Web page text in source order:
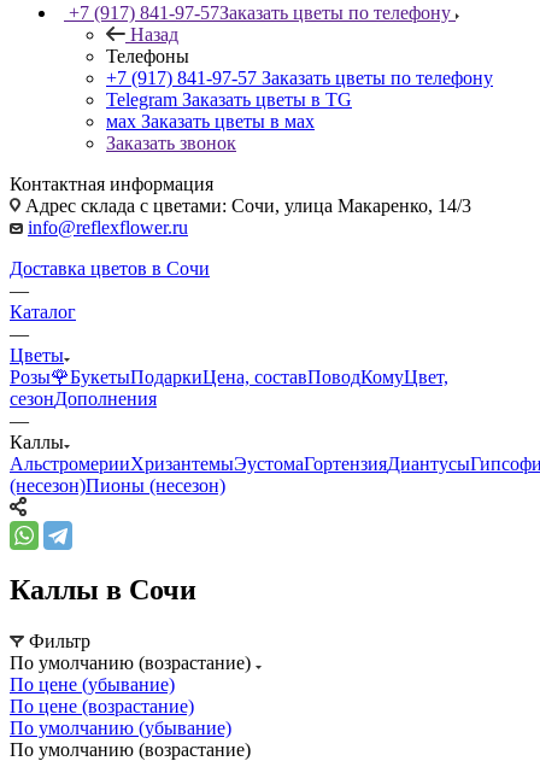
+7 (917) 841-97-57Заказать цветы по телефону
Назад
Телефоны
+7 (917) 841-97-57 Заказать цветы по телефону
Telegram Заказать цветы в TG
мах Заказать цветы в мах
Заказать звонок
Контактная информация
Адрес склада с цветами: Сочи, улица Макаренко, 14/3
info@reflexflower.ru
Доставка цветов в Сочи
—
Каталог
—
Цветы
Розы🌹БукетыПодаркиЦена, составПоводКомуЦвет,
сезонДополнения
—
Каллы
АльстромерииХризантемыЭустомаГортензияДиантусы
(несезон)Пионы (несезон)
Каллы в Сочи
Фильтр
По умолчанию (возрастание)
По цене (убывание)
По цене (возрастание)
По умолчанию (убывание)
По умолчанию (возрастание)